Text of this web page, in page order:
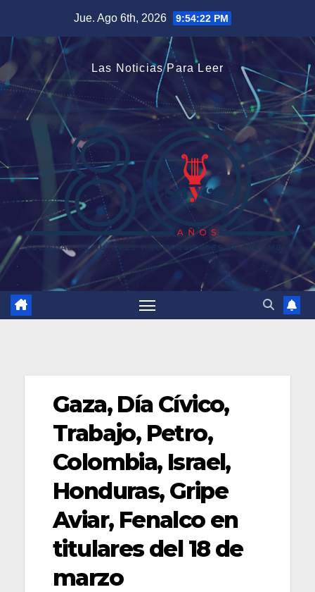
contenido
Jue. Ago 6th, 2026 9:54:23 PM
Las Noticias Para Leer
Gaza, Día Cívico,
Trabajo, Petro,
Colombia, Israel,
Honduras, Gripe
Aviar, Fenalco en
titulares del 18 de
marzo